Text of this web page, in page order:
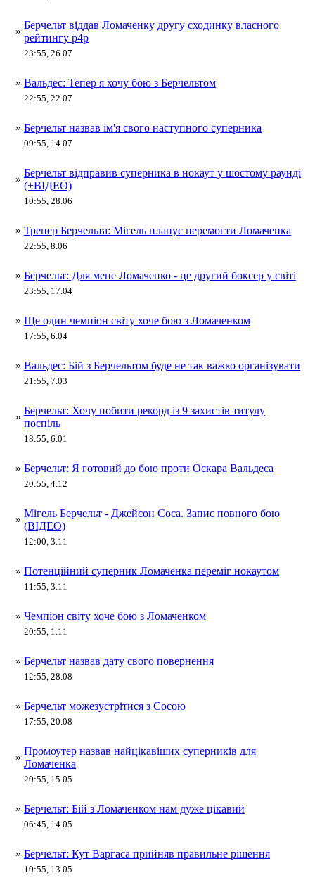
»
Берчельт віддав Ломаченку другу сходинку власного
рейтингу р4р
23:55, 26.07
» Вальдес: Тепер я хочу бою з Берчельтом
22:55, 22.07
» Берчельт назвав ім'я свого наступного суперника
09:55, 14.07
»
Берчельт відправив суперника в нокаут у шостому раунді
(+ВІДЕО)
10:55, 28.06
» Тренер Берчельта: Мігель планує перемогти Ломаченка
22:55, 8.06
» Берчельт: Для мене Ломаченко - це другий боксер у світі
23:55, 17.04
» Ще один чемпіон світу хоче бою з Ломаченком
17:55, 6.04
» Вальдес: Бій з Берчельтом буде не так важко організувати
21:55, 7.03
»
Берчельт: Хочу побити рекорд із 9 захистів титулу
поспіль
18:55, 6.01
» Берчельт: Я готовий до бою проти Оскара Вальдеса
20:55, 4.12
»
Мігель Берчельт - Джейсон Соса. Запис повного бою
(ВІДЕО)
12:00, 3.11
» Потенційний суперник Ломаченка переміг нокаутом
11:55, 3.11
» Чемпіон світу хоче бою з Ломаченком
20:55, 1.11
» Берчельт назвав дату свого повернення
12:55, 28.08
» Берчельт можезустрітися з Сосою
17:55, 20.08
»
Промоутер назвав найцікавіших суперників для
Ломаченка
20:55, 15.05
» Берчельт: Бій з Ломаченком нам дуже цікавий
06:45, 14.05
» Берчельт: Кут Варгаса прийняв правильне рішення
10:55, 13.05